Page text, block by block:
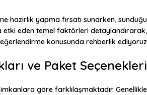
hazırlık yapma fırsatı sunarken, sunduğu
etki eden temel faktörleri detaylandırarak,
konusunda rehberlik ediyoruz.
ve Paket Seçenekleri
göre farklılaşmaktadır. Genellikle